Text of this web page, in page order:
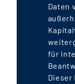
Daten
für
Dieser